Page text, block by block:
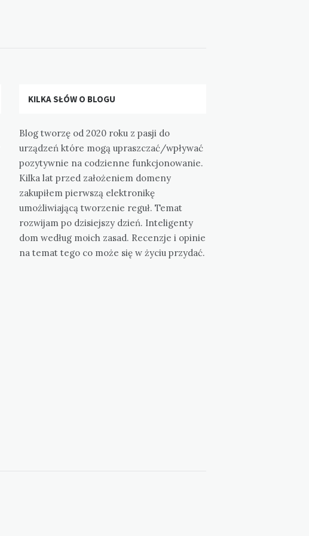
KILKA SŁÓW O BLOGU
Blog tworzę od 2020 roku z pasji do
urządzeń które mogą upraszczać/wpływać
pozytywnie na codzienne funkcjonowanie.
Kilka lat przed założeniem domeny
zakupiłem pierwszą elektronikę
umożliwiającą tworzenie reguł. Temat
rozwijam po dzisiejszy dzień. Inteligenty
dom według moich zasad. Recenzje i opinie
na temat tego co może się w życiu przydać.